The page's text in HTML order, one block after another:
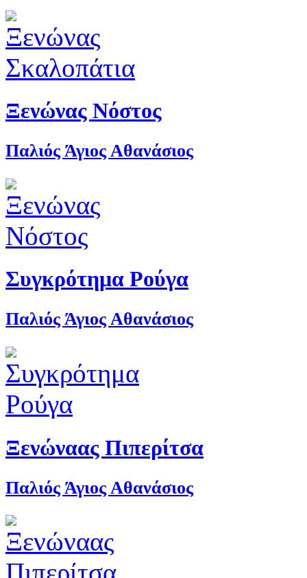
Ξενώνας Νόστος
Παλιός Άγιος Αθανάσιος
Συγκρότημα Ρούγα
Παλιός Άγιος Αθανάσιος
Ξενώναας Πιπερίτσα
Παλιός Άγιος Αθανάσιος